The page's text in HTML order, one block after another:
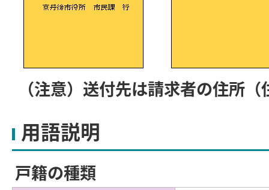
（注意）送付先は請求者の住所
用語説明
戸籍の種類